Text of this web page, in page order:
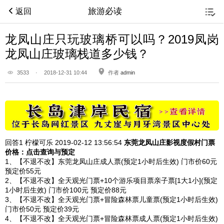
返回 旅游必读
龙凤山庄只玩玻璃桥可以吗？2019凤岗
龙凤山庄玻璃栈道多少钱？
3533 · 2018-12-31 10:44 作者 admin
回答1 柠檬可乐 2019-02-12 13:56:54 东莞龙凤山庄影视度假村门票
价格：点击查询与预定
1、【不退不改】东莞龙凤山庄成人票(预定1小时后生效) 门市价60元
预定价55元
2、【不退不改】全天观光门票+10个游乐项目票亲子票[1大1小](预定
1小时后生效) 门市价100元 预定价88元
3、【不退不改】全天观光门票+冒险森林票儿童票(预定1小时后生效)
门市价50元 预定价39元
4、【不退不改】全天观光门票+冒险森林票成人票(预定1小时后生效)